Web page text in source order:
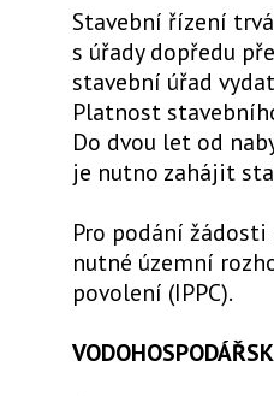
Stavební řízení
s úřady dopředu
stavební úřad
Platnost
Do dvou let od
je nutno zahájit
Pro podání
nutné územní
povolení (IPPC).